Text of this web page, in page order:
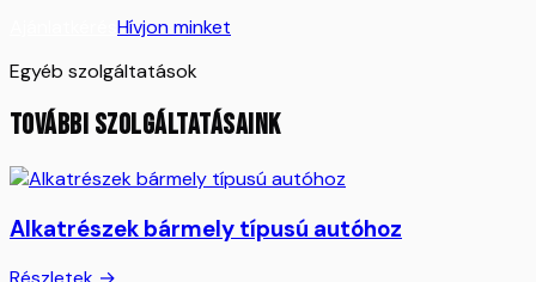
Hívjon minket
Egyéb szolgáltatások
TOVÁBBI SZOLGÁLTATÁSAINK
Alkatrészek bármely típusú autóhoz